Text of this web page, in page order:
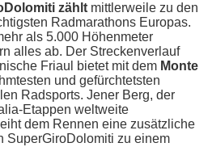
zählt mittlerweile zu den
Radmarathons Europas.
als 5.000 Höhenmeter
alles ab. Der Streckenverlauf
Friaul bietet mit dem Monte
und gefürchtetsten
Radsports. Jener Berg, der
Etappen weltweite
dem Rennen eine zusätzliche
SuperGiroDolomiti zu einem